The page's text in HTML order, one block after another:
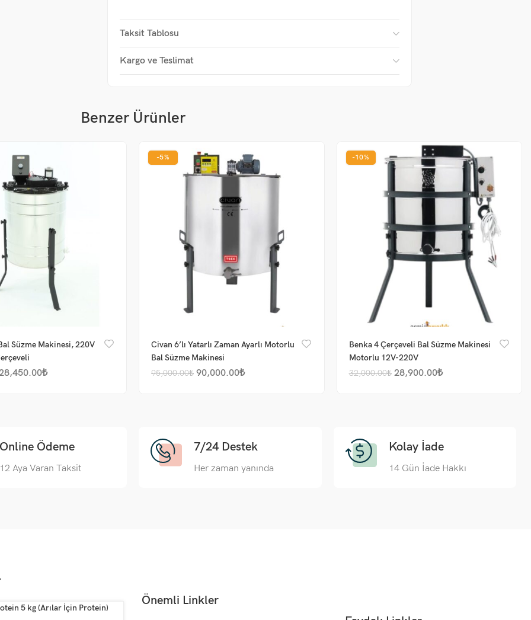
Taksit Tablosu
Kargo ve Teslimat
Benzer Ürünler
Süzme Makinesi, 220V
₺
-5%
Civan 6’lı Yatarlı Zaman Ayarlı Motorlu
Bal Süzme Makinesi
95,000.00₺ 90,000.00₺
-10%
Benka 4 Çerçeveli Bal Süzme Makinesi
Motorlu 12V-220V
32,000.00₺ 28,900.00₺
Online Ödeme
12 Aya Varan Taksit
7/24 Destek
Her zaman yanında
Kolay İade
14 Gün İade Hakkı
5 kg (Arılar İçin Protein)
Önemli Linkler